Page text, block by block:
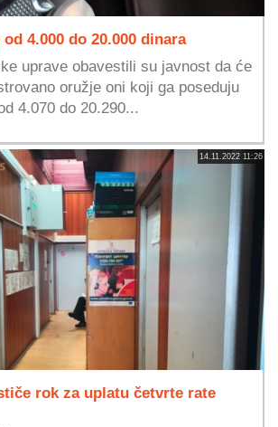
4.000 do 20.000 dinara
uprave obavestili su javnost da će
oružje oni koji ga poseduju
4.070 do 20.290...
14.11.2022 11:26
rok za uplatu četvrte rate